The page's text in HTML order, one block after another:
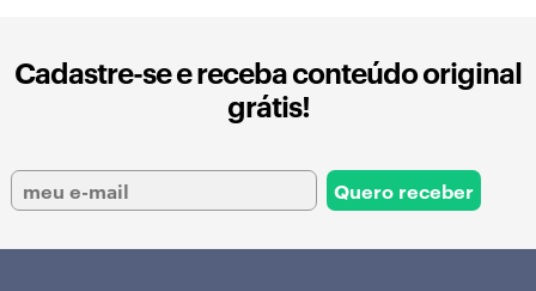
Cadastre-se e receba conteúdo original
grátis!